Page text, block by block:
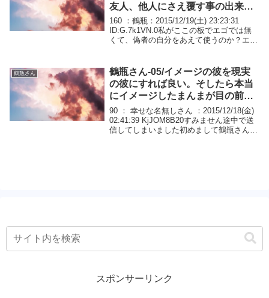
友人、他人にさえ覆す事の出来な
い決定事項だ」と言うだけ。偽者
の自分に同化されてるからこそ叶
うと決めればいい。
160 ：鶴瓶：2015/12/19(土) 23:23:31
ID:G.7k1VN.0私がここの板でエゴでは無
くて、偽者の自分をあえて使うのか？エゴ
ザワザ遠回りして...
鶴瓶さん
鶴瓶さん-05/イメージの彼を現実
の彼にすれば良い。そしたら本当
にイメージしたまんまが目の前の
現実みたいな幻に現れてくる。
90 ： 幸せな名無しさん ：2015/12/18(金)
02:41:39 KjJOM8B20すみません途中で送
信してしまいました初めまして鶴瓶さん１
スポンサーリンク